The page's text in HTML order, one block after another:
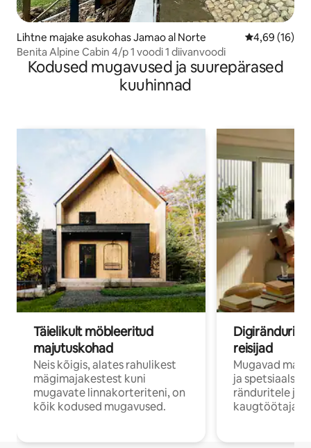
Lihtne majake asukohas Jamao al Norte Keskmine
4,69 (16)
Benita Alpine Cabin 4/p 1 voodi 1 diivanvoodi
Kodused mugavused ja suurepärased
kuuhinnad
Täielikult möbleeritud
majutuskohad
Neis kõigis, alates rahulikest
mägimajakestest kuni
mugavate linnakorteriteni, on
kõik kodused mugavused.
Digirändurid
reisijad
Mugavad
ja spetsiaalse
ränduritele ja